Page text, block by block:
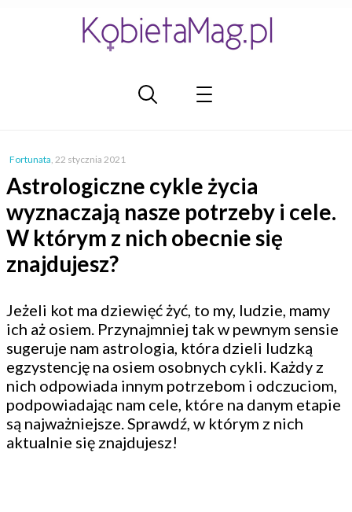
Fortunata, 22 stycznia 2021
Astrologiczne cykle życia
wyznaczają nasze potrzeby i cele.
W którym z nich obecnie się
znajdujesz?
Jeżeli kot ma dziewięć żyć, to my, ludzie, mamy
ich aż osiem. Przynajmniej tak w pewnym sensie
sugeruje nam astrologia, która dzieli ludzką
egzystencję na osiem osobnych cykli. Każdy z
nich odpowiada innym potrzebom i odczuciom,
podpowiadając nam cele, które na danym etapie
są najważniejsze. Sprawdź, w którym z nich
aktualnie się znajdujesz!